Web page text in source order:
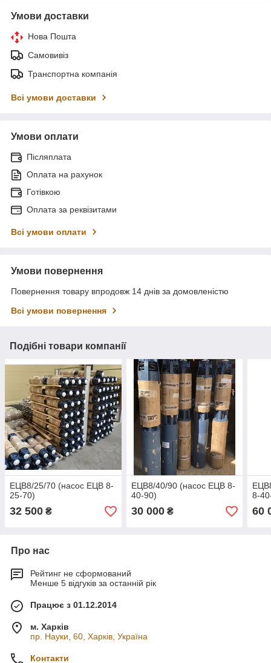
Умови доставки
Нова Пошта
Самовивіз
Транспортна компанія
Всі умови доставки
Умови оплати
Післяплата
Оплата на рахунок
Готівкою
Оплата за реквізитами
Всі умови оплати
Умови повернення
Повернення товару впродовж 14 днів за домовленістю
Всі умови повернення
Подібні товари компанії
ЕЦВ8/25/70 (насос ЕЦВ 8-
25-70)
32 500 ₴
ЕЦВ8/40/90 (насос ЕЦВ 8-
40-90)
30 000₴
8-
60
Про нас
Рейтинг не сформований
Менше 5 відгуків за останній рік
Працює з 01.12.2014
м. Харків
пр. Науки, 60, Харків, Україна
Контакти